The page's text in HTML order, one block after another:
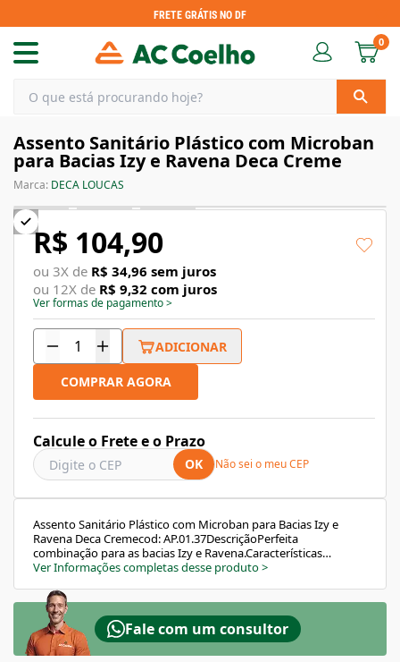
FRETE GRÁTIS NO DF
0
Assento Sanitário Plástico com Microban
para Bacias Izy e Ravena Deca Creme
Marca: DECA LOUCAS
R$ 104,90
ou 3X de R$ 34,96 sem juros
ou 12X de R$ 9,32 com juros
Ver formas de pagamento>
ADICIONAR
COMPRAR AGORA
Calcule o Frete e o Prazo
OK Não sei o meu CEP
Assento Sanitário Plástico com Microban para Bacias Izy e
Ravena Deca Cremecod: AP.01.37DescriçãoPerfeita
combinação para as bacias Izy e Ravena.Características
TécnicasCor: CremePaís de Origem do Produto:
Embalagem: Fixação assentoLargura: 38,1cmPeso:
0,896kgLinha: Izy, RavenaEAN: 7894200757825Estilo e Design
em Evidência: Astral coloridoGarantia: 12 meses
Ver Informações completas desse produto>
Fale com um consultor